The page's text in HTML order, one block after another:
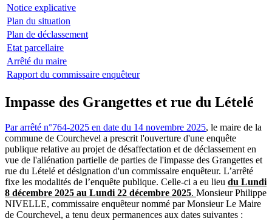
Notice explicative
Plan du situation
Plan de déclassement
Etat parcellaire
Arrêté du maire
Rapport du commissaire enquêteur
Impasse des Grangettes et rue du Lételé
Par arrêté n°764-2025 en date du 14 novembre 2025, le maire de la
commune de Courchevel a prescrit l'ouverture d'une enquête
publique relative au projet de désaffectation et de déclassement en
vue de l'aliénation partielle de parties de l'impasse des Grangettes et
rue du Lételé et désignation d'un commissaire enquêteur. L’arrêté
fixe les modalités de l’enquête publique. Celle-ci a eu lieu du Lundi
8 décembre 2025 au Lundi 22 décembre 2025. Monsieur Philippe
NIVELLE, commissaire enquêteur nommé par Monsieur Le Maire
de Courchevel, a tenu deux permanences aux dates suivantes :